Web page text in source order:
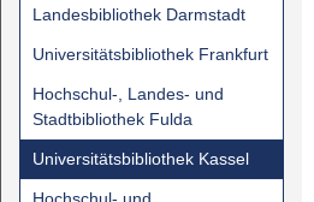
Landesbibliothek Darmstadt
Universitätsbibliothek Frankfurt
Hochschul-, Landes- und
Stadtbibliothek Fulda
Universitätsbibliothek Kassel